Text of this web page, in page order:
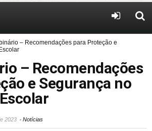
– Recomendações para Proteção e
– Recomendações
e Segurança no
2023 Notícias